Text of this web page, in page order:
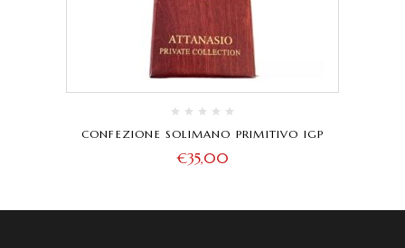
CONFEZIONE SOLIMANO PRIMITIVO IGP
€35,00